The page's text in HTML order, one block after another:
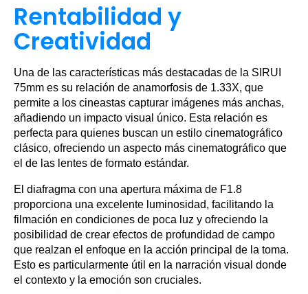
Rentabilidad y
Creatividad
Una de las características más destacadas de la SIRUI
75mm es su relación de anamorfosis de 1.33X, que
permite a los cineastas capturar imágenes más anchas,
añadiendo un impacto visual único. Esta relación es
perfecta para quienes buscan un estilo cinematográfico
clásico, ofreciendo un aspecto más cinematográfico que
el de las lentes de formato estándar.
El diafragma con una apertura máxima de F1.8
proporciona una excelente luminosidad, facilitando la
filmación en condiciones de poca luz y ofreciendo la
posibilidad de crear efectos de profundidad de campo
que realzan el enfoque en la acción principal de la toma.
Esto es particularmente útil en la narración visual donde
el contexto y la emoción son cruciales.